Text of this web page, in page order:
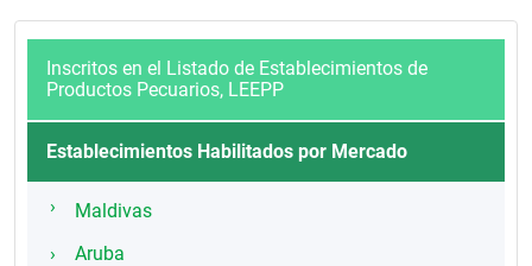
Inscritos en el Listado de Establecimientos de
Productos Pecuarios, LEEPP
Establecimientos Habilitados por Mercado
Maldivas
Aruba